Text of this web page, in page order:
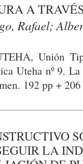
A
Rafael;
Unión
Uteha nº 9.
192 pp +
LA